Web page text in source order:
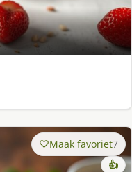
Maak favoriet7
👍